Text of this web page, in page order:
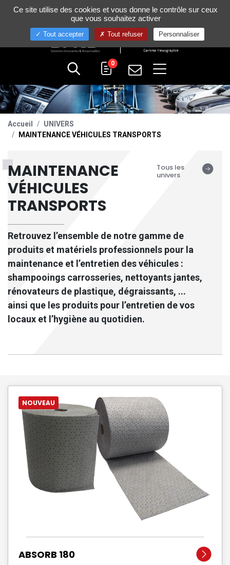
+33 (0)4 75 58 80 10
0
Accueil
UNIVERS
MAINTENANCE VÉHICULES TRANSPORTS
MAINTENANCE
VÉHICULES
TRANSPORTS
Retrouvez l’ensemble de notre gamme de
produits et matériels professionnels pour la
maintenance et l’entretien des véhicules :
shampooings carrosseries, nettoyants jantes,
rénovateurs de plastique, dégraissants, ...
ainsi que les produits pour l’entretien de vos
locaux et l’hygiène au quotidien.
Tous les
univers
NOUVEAU
ABSORB 180
Gestion de vos préférences sur les cookies
Ce site utilise des cookies et vous donne le contrôle sur ceux
que vous souhaitez activer
Tout accepter Tout refuser Personnaliser